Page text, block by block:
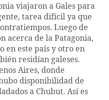
viajaron a Gales para
tarea difícil ya que
Luego de
acerca de la Patagonia,
en este país y otro en
residían galeses.
Aires, donde
disponibilidad de
a Chubut. Así es